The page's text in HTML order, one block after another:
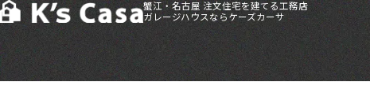
蟹江・名古屋 注文住宅を建てる工務店
ガレージハウスならケーズカーサ
HOME > 土地・物件情報 > ガレージが暮らしを広げる角地の家｜北区 如